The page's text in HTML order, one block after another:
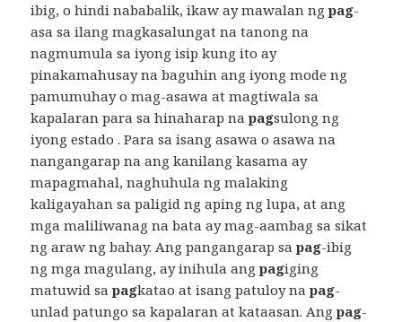
ibig, o hindi nababalik, ikaw ay mawalan ngpag-
asa sa ilang magkasalungat na tanong na
nagmumula sa iyong isip kung ito ay
pinakamahusay na baguhin ang iyong mode ng
pamumuhay o mag-asawa at magtiwala sa
kapalaran para sa hinaharap napagsulong ng
iyong estado . Para sa isang asawa o asawa na
nangangarap na ang kanilang kasama ay
mapagmahal, naghuhula ng malaking
kaligayahan sa paligid ng aping ng lupa, at ang
mga maliliwanag na bata ay mag-aambag sa sikat
ng araw ng bahay. Ang pangangarap sapag-ibig
ng mga magulang, ay inihula angpagiging
matuwid sapagkatao at isang patuloy napag-
unlad patungo sa kapalaran at kataasan. Angpag-